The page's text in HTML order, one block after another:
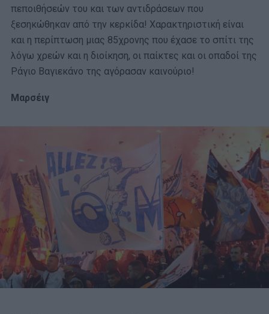
πεποιθήσεών του και των αντιδράσεων που
ξεσηκώθηκαν από την κερκίδα! Χαρακτηριστική είναι
και η περίπτωση μιας 85χρονης που έχασε το σπίτι της
λόγω χρεών και η διοίκηση, οι παίκτες και οι οπαδοί της
Ράγιο Βαγιεκάνο της αγόρασαν καινούριο!
Μαρσέιγ